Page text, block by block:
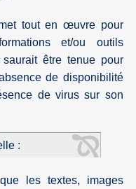
tout en œuvre pour
et/ou outils
être tenue pour
de disponibilité
de virus sur son
:
les textes, images